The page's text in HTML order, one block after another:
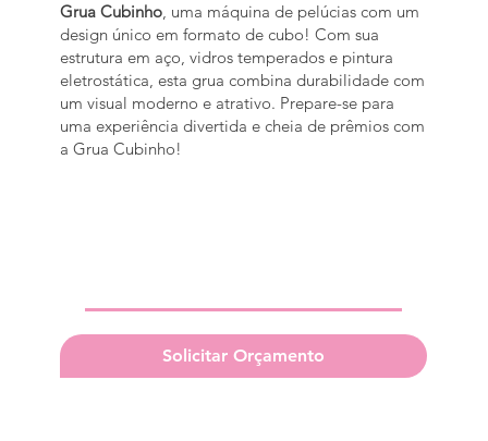
Grua Cubinho, uma máquina de pelúcias com um
design único em formato de cubo! Com sua
estrutura em aço, vidros temperados e pintura
eletrostática, esta grua combina durabilidade com
um visual moderno e atrativo. Prepare-se para
uma experiência divertida e cheia de prêmios com
a Grua Cubinho!
Solicitar Orçamento